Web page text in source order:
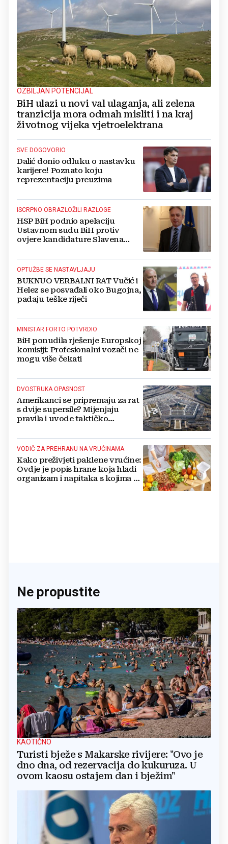
OZBILJAN POTENCIJAL
BiH ulazi u novi val ulaganja, ali zelena
tranzicija mora odmah misliti i na kraj
životnog vijeka vjetroelektrana
SVE DOGOVORIO
Dalić donio odluku o nastavku
karijere! Poznato koju
reprezentaciju preuzima
ISCRPNO OBRAZLOŽILI RAZLOGE
HSP BiH podnio apelaciju
Ustavnom sudu BiH protiv
ovjere kandidature Slavena
OPTUŽBE SE NASTAVLJAJU
BUKNUO VERBALNI RAT Vučić i
Helez se posvađali oko Bugojna,
padaju teške riječi
MINISTAR FORTO POTVRDIO
BiH ponudila rješenje Europskoj
komisiji: Profesionalni vozači ne
mogu više čekati
DVOSTRUKA OPASNOST
Amerikanci se pripremaju za rat
s dvije supersile? Mijenjaju
pravila i uvode taktičko
VODIČ ZA PREHRANU NA VRUĆINAMA
Kako preživjeti paklene vrućine:
Ovdje je popis hrane koja hladi
organizam i napitaka s kojima si
Ne propustite
KAOTIČNO
Turisti bježe s Makarske rivijere: "Ovo je
dno dna, od rezervacija do kukuruza. U
ovom kaosu ostajem dan i bježim"